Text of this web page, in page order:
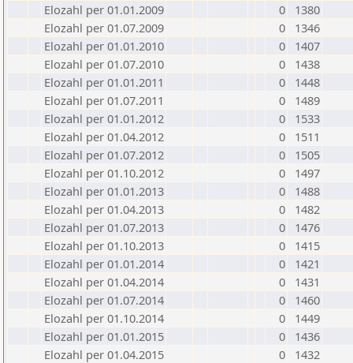
Elozahl per 01.01.2009
0
1380
Elozahl per 01.07.2009
0
1346
Elozahl per 01.01.2010
0
1407
Elozahl per 01.07.2010
0
1438
Elozahl per 01.01.2011
0
1448
Elozahl per 01.07.2011
0
1489
Elozahl per 01.01.2012
0
1533
Elozahl per 01.04.2012
0
1511
Elozahl per 01.07.2012
0
1505
Elozahl per 01.10.2012
0
1497
Elozahl per 01.01.2013
0
1488
Elozahl per 01.04.2013
0
1482
Elozahl per 01.07.2013
0
1476
Elozahl per 01.10.2013
0
1415
Elozahl per 01.01.2014
0
1421
Elozahl per 01.04.2014
0
1431
Elozahl per 01.07.2014
0
1460
Elozahl per 01.10.2014
0
1449
Elozahl per 01.01.2015
0
1436
Elozahl per 01.04.2015
0
1432